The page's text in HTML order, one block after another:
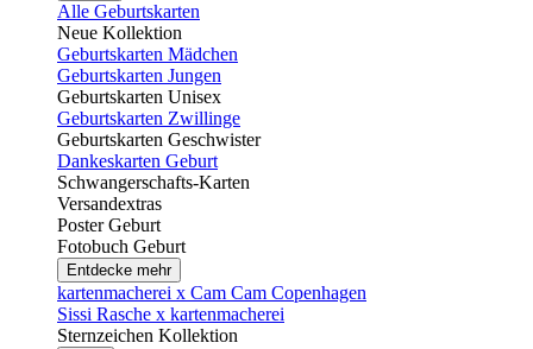
Alle Geburtskarten
Neue Kollektion
Geburtskarten Mädchen
Geburtskarten Jungen
Geburtskarten Unisex
Geburtskarten Zwillinge
Geburtskarten Geschwister
Dankeskarten Geburt
Schwangerschafts-Karten
Versandextras
Poster Geburt
Fotobuch Geburt
Entdecke mehr
kartenmacherei x Cam Cam Copenhagen
Sissi Rasche x kartenmacherei
Sternzeichen Kollektion